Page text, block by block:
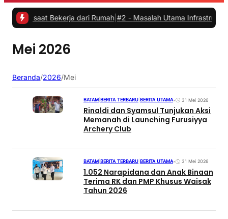
saat Bekerja dari Rumah| #2 -Masalah Utama Infrastruktur
Mei 2026
Beranda/2026/Mei
BATAM BERITA TERBARU BERITA UTAMA• 31 Mei 2026
Rinaldi dan Syamsul Tunjukan Aksi
Memanah di Launching Furusiyya
Archery Club
BATAM BERITA TERBARU BERITA UTAMA• 31 Mei 2026
1.052 Narapidana dan Anak Binaan
Terima RK dan PMP Khusus Waisak
Tahun 2026